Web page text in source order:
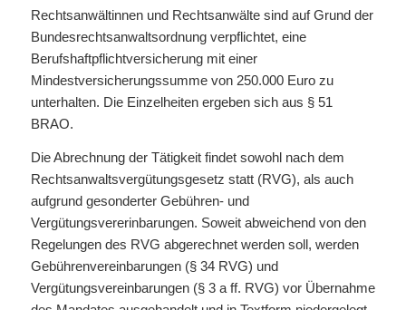
Rechtsanwältinnen und Rechtsanwälte sind auf Grund der
Bundesrechtsanwaltsordnung verpflichtet, eine
Berufshaftpflichtversicherung mit einer
Mindestversicherungssumme von 250.000 Euro zu
unterhalten. Die Einzelheiten ergeben sich aus § 51
BRAO.
Die Abrechnung der Tätigkeit findet sowohl nach dem
Rechtsanwaltsvergütungsgesetz statt (RVG), als auch
aufgrund gesonderter Gebühren- und
Vergütungsvererinbarungen. Soweit abweichend von den
Regelungen des RVG abgerechnet werden soll, werden
Gebührenvereinbarungen (§ 34 RVG) und
Vergütungsvereinbarungen (§ 3 a ff. RVG) vor Übernahme